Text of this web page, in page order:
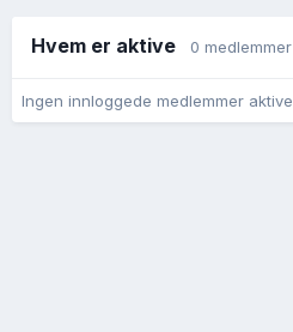
Hvem er aktive 0 medlemmer
Ingen innloggede medlemmer aktive